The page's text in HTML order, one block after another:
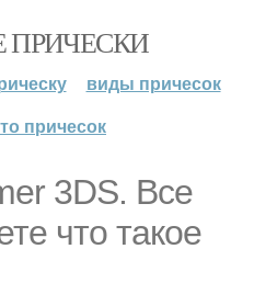
ПРИЧЕСКИ
виды причесок
причесок
3DS. Все
что такое